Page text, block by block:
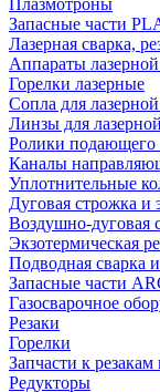
Плазмотроны
Запасные части
Лазерная сварка,
Аппараты
Горелки лазерные
Сопла для
Линзы для
Ролики подающего
Каналы
Уплотнительные
Дуговая строжка и
Воздушно-дуговая
Экзотермическая
Подводная сварка и
Запасные части
Газосварочное
Резаки
Горелки
Запчасти к
Редукторы